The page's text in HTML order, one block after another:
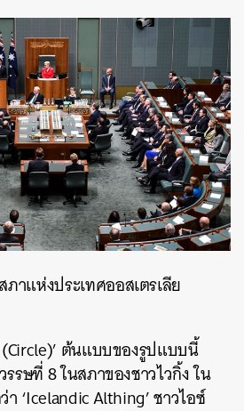
าแห่งประเทศออสเตรเลีย
ต้นแบบของรูปแบบนี้
รษที่ 8 ในสภาของชาวไวกิ้ง ใน
‘Icelandic Althing’ ชาวไอซ์